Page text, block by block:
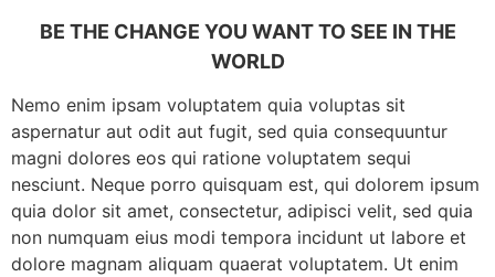
BE THE CHANGE YOU WANT TO SEE IN THE
WORLD
Nemo enim ipsam voluptatem quia voluptas sit
aspernatur aut odit aut fugit, sed quia consequuntur
magni dolores eos qui ratione voluptatem sequi
nesciunt. Neque porro quisquam est, qui dolorem ipsum
quia dolor sit amet, consectetur, adipisci velit, sed quia
non numquam eius modi tempora incidunt ut labore et
dolore magnam aliquam quaerat voluptatem. Ut enim